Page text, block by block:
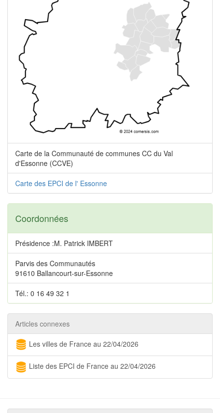
Carte de la Communauté de communes CC du Val
d'Essonne (CCVE)
Carte des EPCI de l' Essonne
Coordonnées
Présidence :M. Patrick IMBERT
Parvis des Communautés
91610 Ballancourt-sur-Essonne
Tél.: 0 16 49 32 1
Articles connexes
Les villes de France au 22/04/2026
Liste des EPCI de France au 22/04/2026